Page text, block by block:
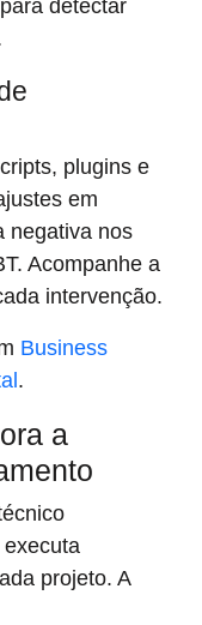
detectar
plugins e
em
negativa nos
Acompanhe a
intervenção.
Business
.
a
projeto. A